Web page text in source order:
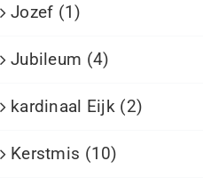
Jozef (1)
Jubileum (4)
kardinaal Eijk (2)
Kerstmis (10)